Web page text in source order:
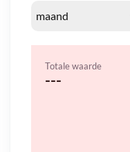
Totale waarde
---